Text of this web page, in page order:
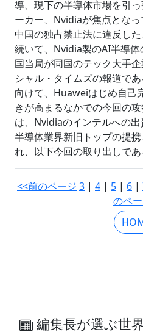
導、現下の半導体市場を引
ーカー、Nvidiaが焦点とな
中国の独占禁止法に違反し
続いて、Nvidia製のAI半導
国当局が同国のテック大手
シャル・タイムズの報道で
向けて、Huaweiはじめ自己
きが高まるなかでの今回の
は、Nvidiaのインテルへの出
半導体業界新旧トップの提
れ、以下今回の取り出しで
<<前のページ 3 | 4 | 5 | 6 |
のペ
編集長が選ぶ世